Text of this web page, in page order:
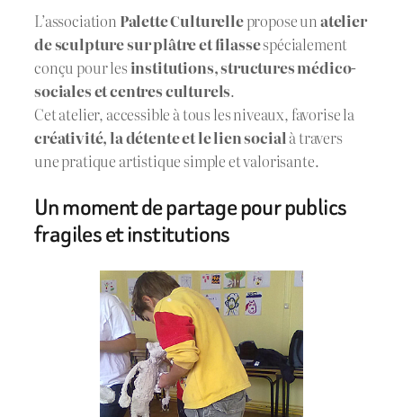
L’association Palette Culturellepropose un atelier
de sculpture sur plâtre et filassespécialement
conçu pour lesinstitutions, structures médico-
sociales et centres culturels.
Cet atelier, accessible à tous les niveaux, favorise la
créativité, la détente et le lien social à travers
une pratique artistique simple et valorisante.
Un moment de partage pour publics
fragiles et institutions